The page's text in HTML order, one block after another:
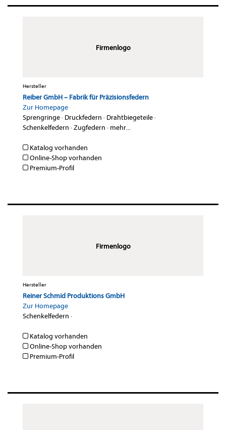
Firmenlogo
Hersteller
Reiber GmbH – Fabrik für Präzisionsfedern
Zur Homepage
Sprengringe· Druckfedern · Drahtbiegeteile·
Schenkelfedern ·Zugfedern · mehr...
Katalog vorhanden
Online-Shop vorhanden
Premium-Profil
Firmenlogo
Hersteller
Reiner Schmid Produktions GmbH
Zur Homepage
Schenkelfedern ·
Katalog vorhanden
Online-Shop vorhanden
Premium-Profil